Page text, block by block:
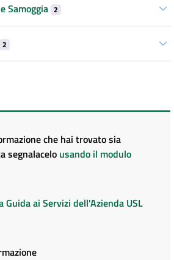
Samoggia 2
2
che hai trovato sia
segnalacelo usando il modulo
Guida ai Servizi dell'Azienda USL